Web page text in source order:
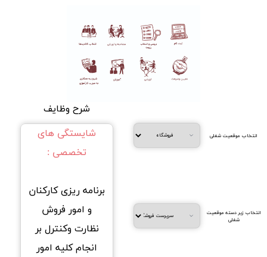
انتخاب موقعیت شغلی
انتخاب زیر دسته موقعیت
شغلی
شرح وظایف
شایستگی های
تخصصی :
برنامه ریزی کارکنان
و امور فروش
نظارت وکنترل بر
انجام کلیه امور